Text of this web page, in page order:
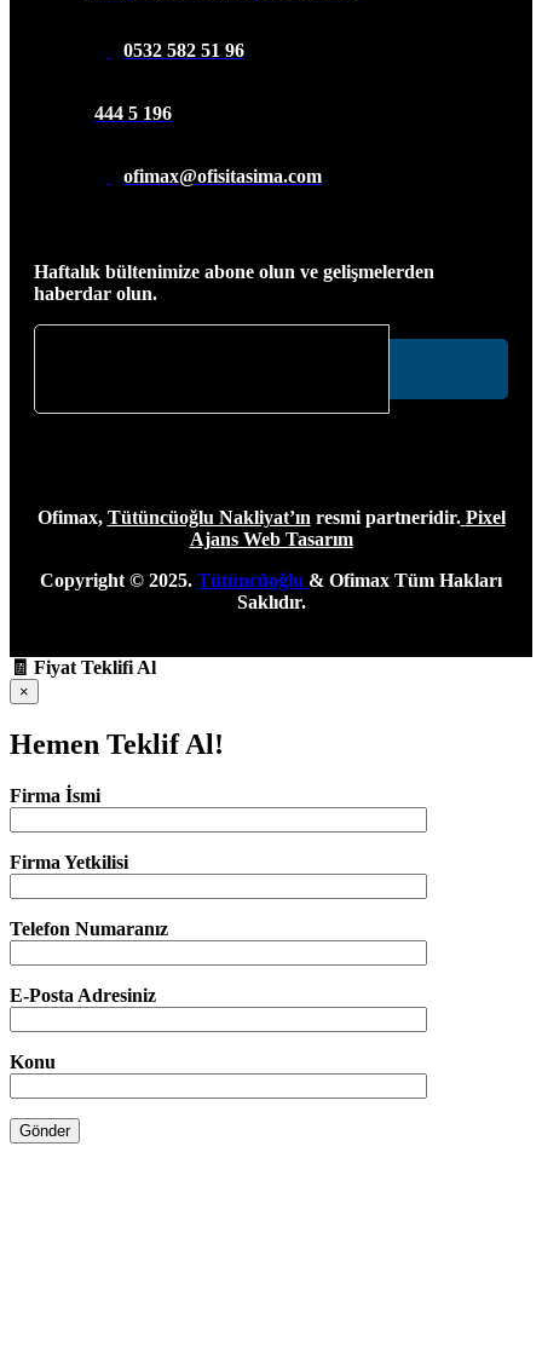
0532 582 51 96
444 5 196
ofimax@ofisitasima.com
Haftalık bültenimize abone olun ve gelişmelerden
haberdar olun.
Ofimax, Tütüncüoğlu Nakliyat’ın resmi partneridir. Pixel
Ajans Web Tasarım
Copyright © 2025. Tütüncüoğlu & Ofimax Tüm Hakları
Saklıdır.
🧾 Fiyat Teklifi Al
×
Hemen Teklif Al!
Firma İsmi
Firma Yetkilisi
Telefon Numaranız
E-Posta Adresiniz
Konu